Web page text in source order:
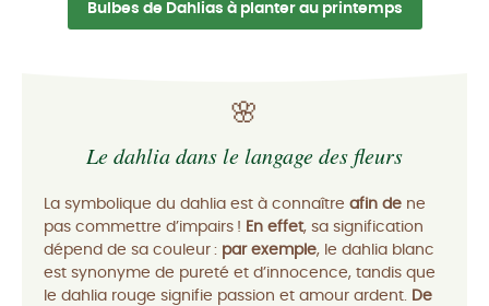
Bulbes de Dahlias à planter au printemps
🌸
Le dahlia dans le langage des fleurs
La symbolique du dahlia est à connaître afin de ne
pas commettre d’impairs ! En effet, sa signification
dépend de sa couleur : par exemple, le dahlia blanc
est synonyme de pureté et d’innocence, tandis que
le dahlia rouge signifie passion et amour ardent. De